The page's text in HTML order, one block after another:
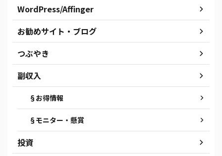
WordPress/Affinger
お勧めサイト・ブログ
つぶやき
副収入
§お得情報
§モニター・懸賞
投資